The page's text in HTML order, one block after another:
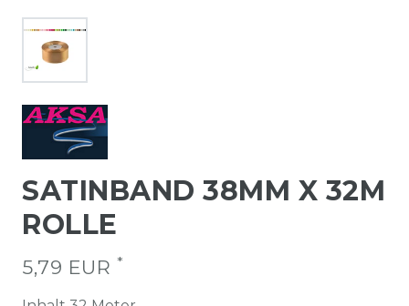
SATINBAND 38MM X 32M
ROLLE
5,79 EUR *